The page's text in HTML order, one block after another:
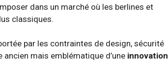
dans un marché où les berlines et
classiques.
par les contraintes de design, sécurité
mais emblématique d’une innovation